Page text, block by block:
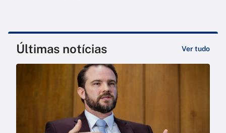
Últimas notícias Ver tudo